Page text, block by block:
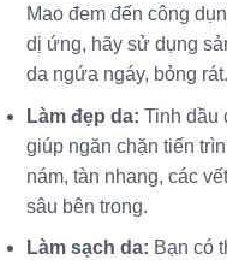
Mao đem đến công
dị ứng, hãy sử dụng
da ngứa ngáy, bỏng rát.
Làm đẹp da:Tinh dầu
giúp ngăn chặn tiến
nám, tàn nhang, các
sâu bên trong.
Làm sạch da: Bạn có